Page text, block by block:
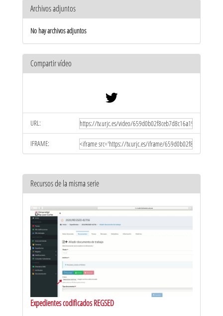
Archivos adjuntos
No hay archivos adjuntos
Compartir vídeo
URL:
IFRAME:
Recursos de la misma serie
Expedientes codificados REGSED